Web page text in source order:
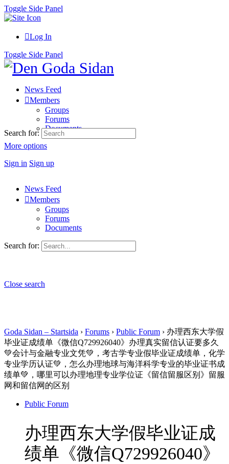
Toggle Side Panel
Log In
Toggle Side Panel
News Feed
Members
Groups
Forums
Documents
More options
Sign in Sign up
Search for:
News Feed
Members
Groups
Forums
Documents
Search for:
Close search
Goda Sidan – Startsida › Forums › Public Forum › 办理西东大学假
毕业证成绩单《微信Q729926040》办理真实留信认证要多久
💚会计与金融专业文凭💚，考古学专业假毕业证成绩单，化学
专业学历认证💚，怎么办理地球与海洋科学专业的毕业证书成
绩单💚，哪里可以办理地理专业学位证《留信留服区别》留服
网和留信网的区别
Public Forum
办理西东大学假毕业证成
绩单《微信Q729926040》